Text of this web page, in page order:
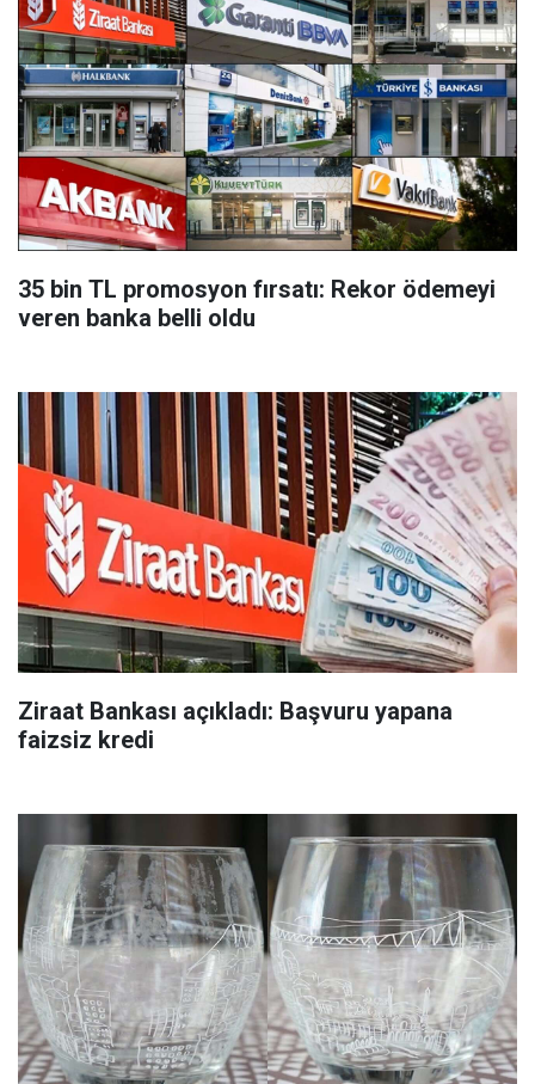
35 bin TL promosyon fırsatı: Rekor ödemeyi
veren banka belli oldu
Ziraat Bankası açıkladı: Başvuru yapana
faizsiz kredi